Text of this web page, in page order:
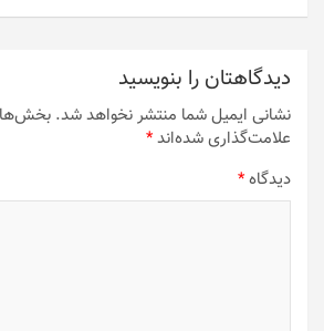
دیدگاهتان را بنویسید
نشانی ایمیل شما منتشر نخواهد شد.
علامت‌گذاری شده‌اند*
دیدگاه*